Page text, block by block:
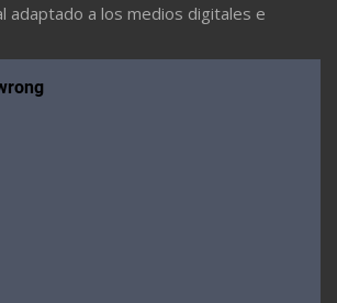
adaptado a los medios digitales e